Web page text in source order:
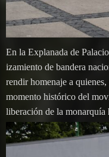
En la Explanada de
izamiento de bandera
rendir homenaje a
momento histórico del
liberación de la monarquía